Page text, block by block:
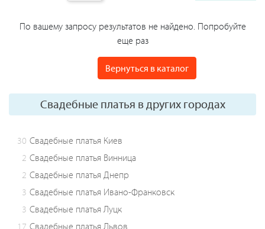
По вашему запросу результатов не найдено. Попробуйте
еще раз
Вернуться в каталог
Свадебные платья в других городах
30 Свадебные платья Киев
2 Свадебные платья Винница
2 Свадебные платья Днепр
3 Свадебные платья Ивано-Франковск
3 Свадебные платья Луцк
17 Свадебные платья Львов